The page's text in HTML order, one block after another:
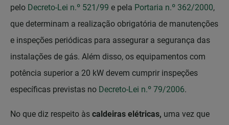
pelo Decreto-Lei n.º 521/99 e pela Portaria n.º 362/2000,
que determinam a realização obrigatória de manutenções
e inspeções periódicas para assegurar a segurança das
instalações de gás. Além disso, os equipamentos com
potência superior a 20 kW devem cumprir inspeções
específicas previstas no Decreto-Lei n.º 79/2006.
No que diz respeito às caldeiras elétricas, uma vez que